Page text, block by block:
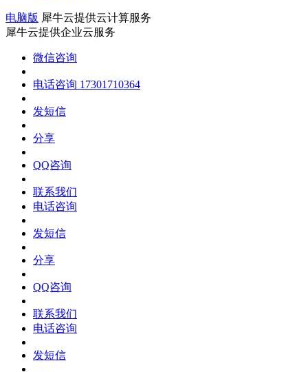
电脑版 犀牛云提供云计算服务
犀牛云提供企业云服务
微信咨询
电话咨询 17301710364
发短信
分享
QQ咨询
联系我们
电话咨询
发短信
分享
QQ咨询
联系我们
电话咨询
发短信